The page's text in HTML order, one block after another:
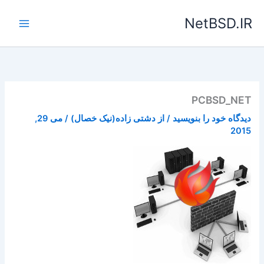
NetBSD.IR
PCBSD_NET
دیدگاه‌ خود را بنویسید / از دشتی زاده(نیک خصال)/
می 29,
2015